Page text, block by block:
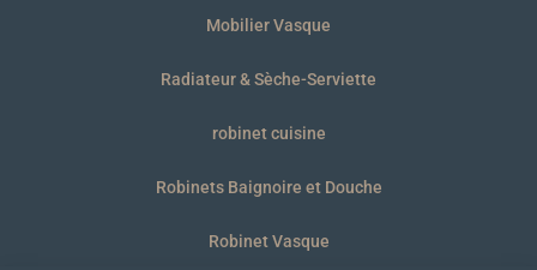
Mobilier Vasque
Radiateur & Sèche-Serviette
robinet cuisine
Robinets Baignoire et Douche
Robinet Vasque